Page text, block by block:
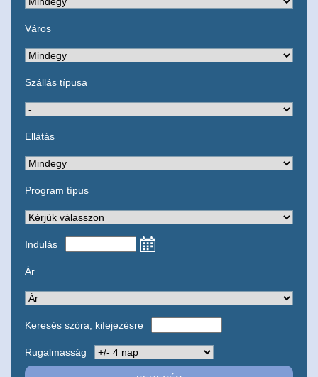
Város
Szállás típusa
Ellátás
Program típus
Indulás
Ár
Keresés szóra, kifejezésre
Rugalmasság